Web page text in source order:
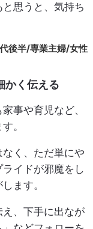
思うと、気持ち
後半/専業主婦/女性
かく伝える
事や育児など、
。
く、ただ単にや
イドが邪魔をし
ます。
、下手に出なが